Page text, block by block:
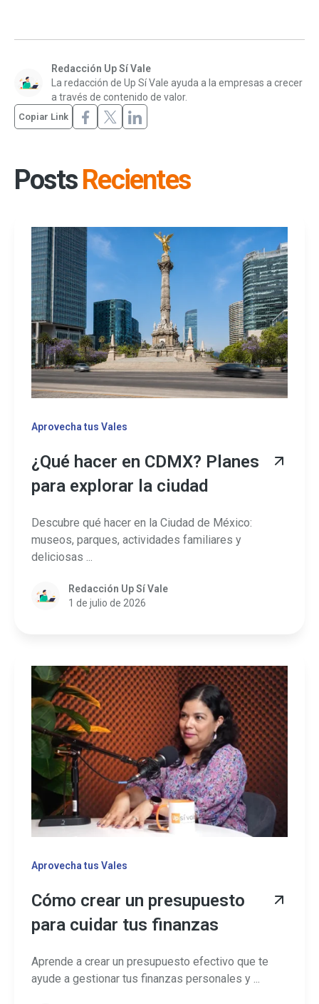
Redacción Up Sí Vale
La redacción de Up Sí Vale ayuda a la empresas a crecer
a través de contenido de valor.
Copiar Link
Posts Recientes
Aprovecha tus Vales
¿Qué hacer en CDMX? Planes
para explorar la ciudad
Descubre qué hacer en la Ciudad de México:
museos, parques, actividades familiares y
deliciosas ...
Redacción Up Sí Vale
1 de julio de 2026
Aprovecha tus Vales
Cómo crear un presupuesto
para cuidar tus finanzas
Aprende a crear un presupuesto efectivo que te
ayude a gestionar tus finanzas personales y ...